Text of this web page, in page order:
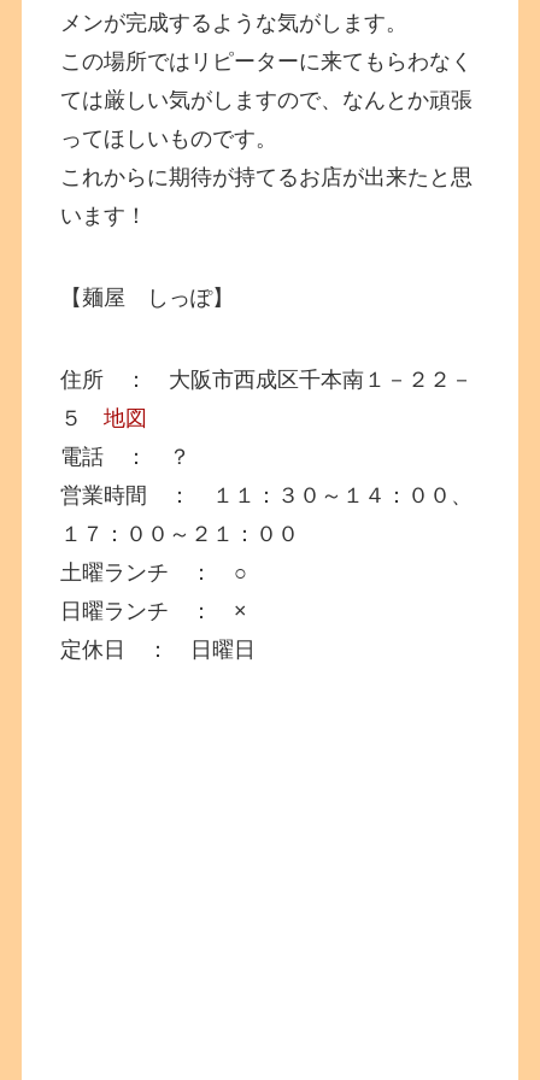
メンが完成するような気がします。
この場所ではリピーターに来てもらわなく
ては厳しい気がしますので、なんとか頑張
ってほしいものです。
これからに期待が持てるお店が出来たと思
います！
【麺屋 しっぽ】
住所 ： 大阪市西成区千本南１－２２－
５地図
電話 ： ？
営業時間 ： １１：３０～１４：００、
１７：００～２１：００
土曜ランチ ： ○
日曜ランチ ： ×
定休日 ： 日曜日